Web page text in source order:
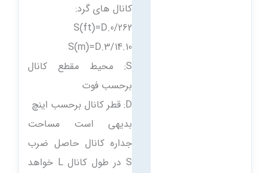
کانال های گرد:
S(ft)=D.0/262
S(m)=D.3/14.10
S: محیط مقطع کانال
برحسب فوت
D: قطر کانال برحسب اینچ
بدیهی است مساحت
جداره کانال حاصل ضرب
S در طول کانال L خواهد